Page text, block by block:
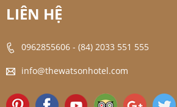
LIÊN HỆ
0962855606 - (84) 2033 551 555
info@thewatsonhotel.com